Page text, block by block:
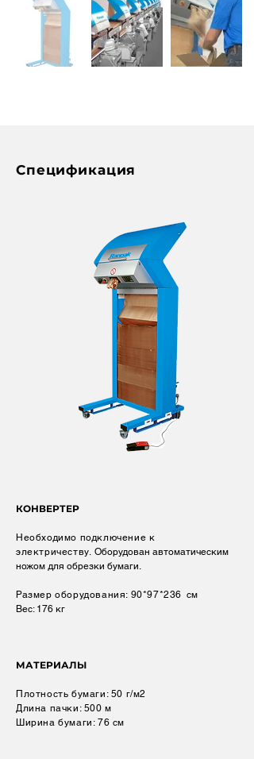
Спецификация
КОНВЕРТЕР
Необходимо подключение к
электричеству. Оборудован автоматическим
ножом для обрезки бумаги.
Размер оборудования: 90*97*236 см
Вес: 176 кг
МАТЕРИАЛЫ
Плотность бумаги: 50 г/м2
Длина пачки: 500 м
Ширина бумаги: 76 см